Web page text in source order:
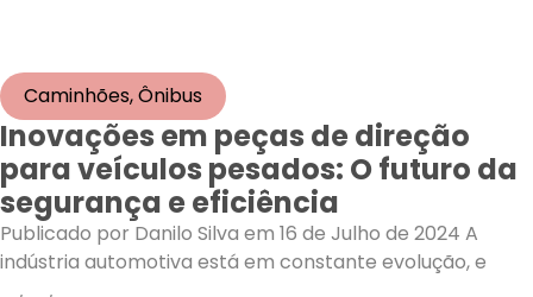
Caminhões,Ônibus
Inovações em peças de direção
para veículos pesados: O futuro da
segurança e eficiência
Publicado por Danilo Silva em 16 de Julho de 2024 A
indústria automotiva está em constante evolução, e